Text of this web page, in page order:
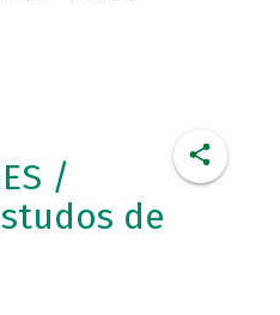
/
de